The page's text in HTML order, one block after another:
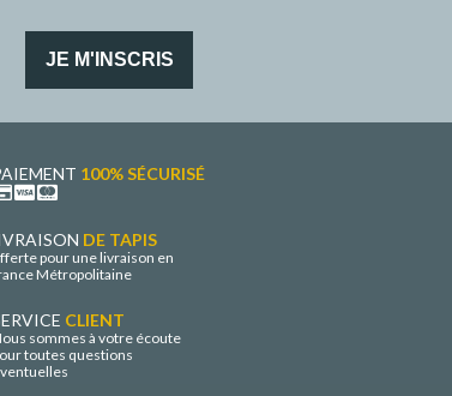
100% SÉCURISÉ
DE TAPIS
pour une livraison en
Métropolitaine
CLIENT
sommes à votre écoute
toutes questions